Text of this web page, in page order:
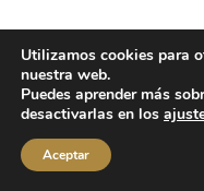
Utilizamos cookies para
nuestra web.
Puedes aprender más
desactivarlas en los
Aceptar